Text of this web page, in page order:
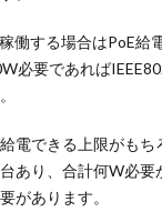
働する場合はPoE給
必要であれば
電できる上限がもち
あり、合計何W必要
があります。